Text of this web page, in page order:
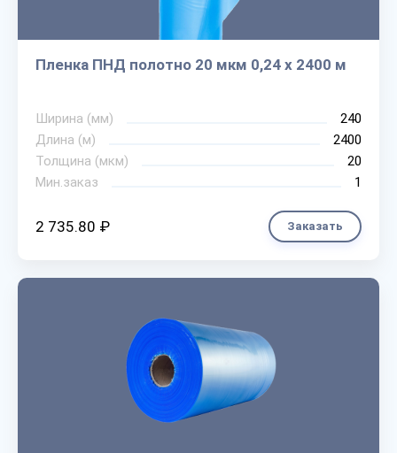
Пленка ПНД полотно 20 мкм 0,24 х 2400 м
Ширина (мм)
240
Длина (м)
2400
Толщина (мкм)
20
Мин.заказ
1
2 735.80 ₽ Заказать